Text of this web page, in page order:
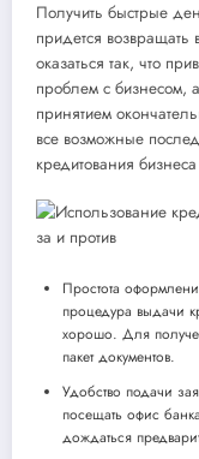
Получить быстрые
придется
оказаться так, что
проблем с бизнесом,
принятием
все возможные
кредитования
Простота
процедура выдачи
хорошо. Для
пакет документов.
Удобство подачи
посещать офис
дождаться